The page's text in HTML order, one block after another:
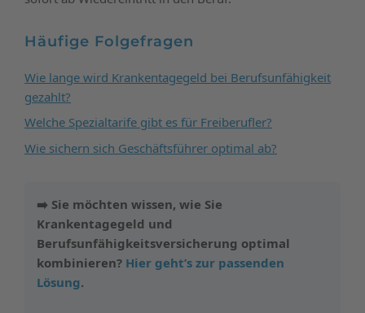
Häufige Folgefragen
Wie lange wird Krankentagegeld bei Berufsunfähigkeit
gezahlt?
Welche Spezialtarife gibt es für Freiberufler?
Wie sichern sich Geschäftsführer optimal ab?
➡️ Sie möchten wissen, wie Sie
Krankentagegeld und
Berufsunfähigkeitsversicherung optimal
kombinieren? Hier geht’s zur passenden
Lösung.